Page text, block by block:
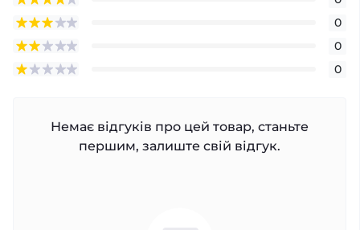
0
0
0
Немає відгуків про цей товар, станьте
першим, залиште свій відгук.